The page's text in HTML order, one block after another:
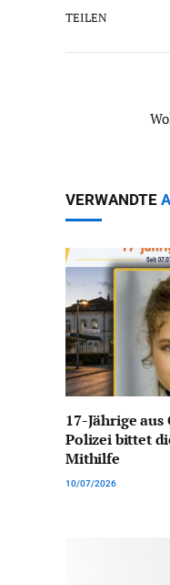
TEILEN
VERWANDTE
17-Jährige aus
Polizei bittet
Mithilfe
10/07/2026